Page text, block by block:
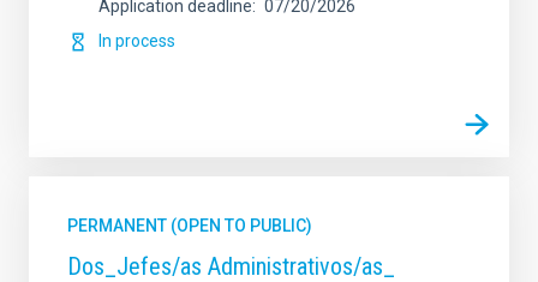
Application deadline
07/20/2026
In process
PERMANENT (OPEN TO PUBLIC)
Dos_Jefes/as Administrativos/as_